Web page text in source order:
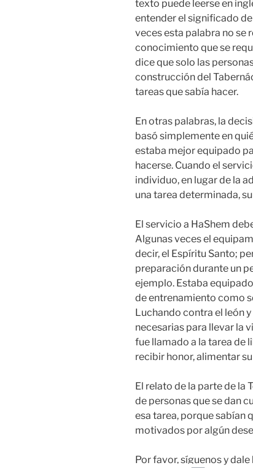
texto puede leerse en
entender el significado
veces esta palabra no se
conocimiento que se
dice que solo las
construcción del
tareas que sabía hacer.
En otras palabras, la
basó simplemente en
estaba mejor equipado
hacerse. Cuando el
individuo, en lugar de la
una tarea determinada,
El servicio a HaShem
Algunas veces el
decir, el Espíritu Santo;
preparación durante un
ejemplo. Estaba
de entrenamiento como
Luchando contra el león
necesarias para llevar la
fue llamado a la tarea de
recibir honor, alimentar
El relato de la parte de la
de personas que se dan
esa tarea, porque sabían
motivados por algún
Por favor, síguenos y